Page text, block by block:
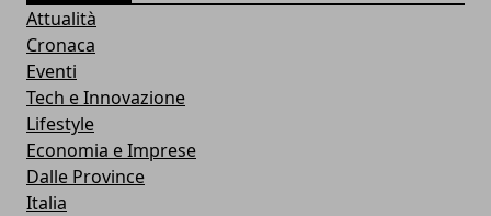
Attualità
Cronaca
Eventi
Tech e Innovazione
Lifestyle
Economia e Imprese
Dalle Province
Italia